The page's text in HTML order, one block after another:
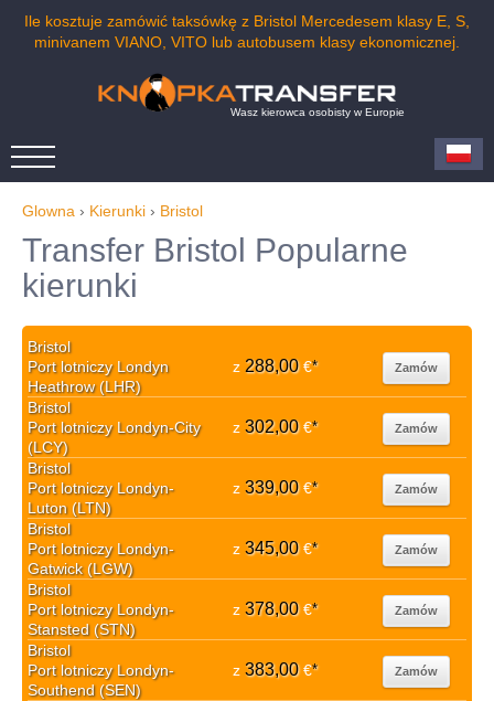
Ile kosztuje zamówić taksówkę z Bristol Mercedesem klasy E, S,
minivanem VIANO, VITO lub autobusem klasy ekonomicznej.
Wasz kierowca osobisty w Europie
Glowna › Kierunki › Bristol
Transfer Bristol Popularne
kierunki
Bristol
Port lotniczy Londyn
Heathrow (LHR)
z 288,00€* Zamów
Bristol
Port lotniczy Londyn-City
(LCY)
z 302,00€* Zamów
Bristol
Port lotniczy Londyn-
Luton (LTN)
z 339,00€* Zamów
Bristol
Port lotniczy Londyn-
Gatwick (LGW)
z 345,00€* Zamów
Bristol
Port lotniczy Londyn-
Stansted (STN)
z 378,00€* Zamów
Bristol
Port lotniczy Londyn-
Southend (SEN)
z 383,00€* Zamów